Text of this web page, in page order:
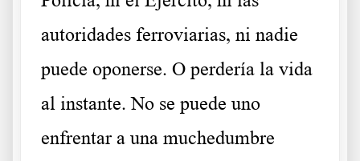
autoridades ferroviarias, ni nadie
puede oponerse. O perdería la vida
al instante. No se puede uno
enfrentar a una muchedumbre